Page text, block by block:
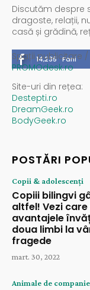
Discutăm despre
dragoste, relații,
casă și grădină,
14,235 Fani
Spații publicitare
PROMOdesk.ro
Site-uri din rețea:
Destepti.ro
DreamGeek.ro
BodyGeek.ro
POSTĂRI
Copii & adolescenți
Copiii bilingvi
altfel! Vezi care
avantajele
doua limbi la
fragede
mart. 30, 2022
Animale de companie